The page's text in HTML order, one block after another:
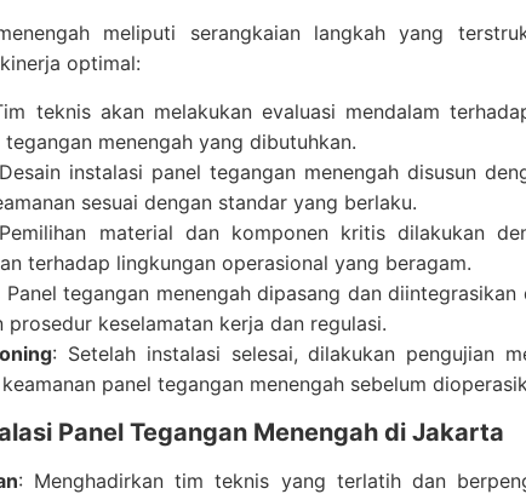
meliputi serangkaian langkah yang
optimal:
teknis akan melakukan evaluasi mendalam
menengah yang dibutuhkan.
instalasi panel tegangan menengah disusun
sesuai dengan standar yang berlaku.
material dan komponen kritis dilakukan
terhadap lingkungan operasional yang beragam.
Panel tegangan menengah dipasang dan
keselamatan kerja dan regulasi.
: Setelah instalasi selesai, dilakukan pengujian
panel tegangan menengah sebelum
Panel Tegangan Menengah di Jakarta
: Menghadirkan tim teknis yang terlatih dan